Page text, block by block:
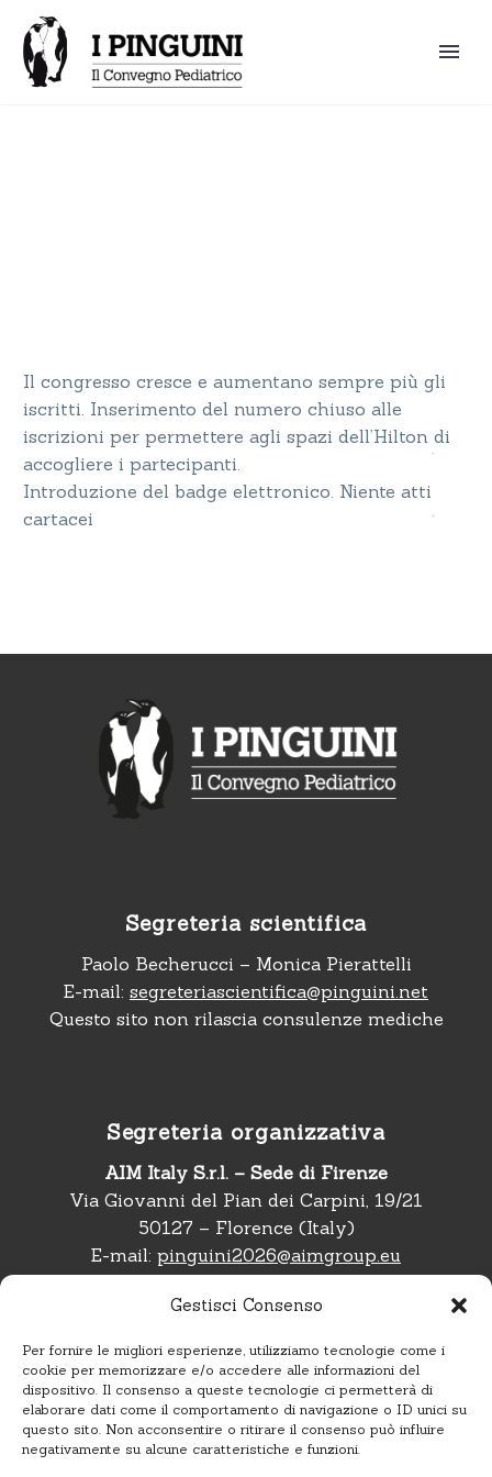
Gestisci Consenso
Per fornire le migliori esperienze, utilizziamo tecnologie come i
cookie per memorizzare e/o accedere alle informazioni del
dispositivo. Il consenso a queste tecnologie ci permetterà di
elaborare dati come il comportamento di navigazione o ID unici su
questo sito. Non acconsentire o ritirare il consenso può influire
negativamente su alcune caratteristiche e funzioni.
Il congresso cresce e aumentano sempre più gli
iscritti. Inserimento del numero chiuso alle
iscrizioni per permettere agli spazi dell’Hilton di
accogliere i partecipanti.
Introduzione del badge elettronico. Niente atti
cartacei
Segreteria scientifica
Paolo Becherucci – Monica Pierattelli
E-mail: segreteriascientifica@pinguini.net
Questo sito non rilascia consulenze mediche
Segreteria organizzativa
AIM Italy S.r.l. – Sede di Firenze
Via Giovanni del Pian dei Carpini, 19/21
50127 – Florence (Italy)
E-mail: pinguini2026@aimgroup.eu
Telefono: +39 02 566011
Seguici su